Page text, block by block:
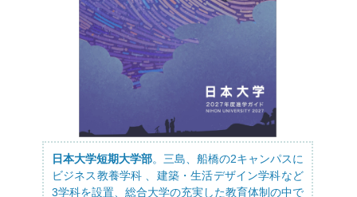
日本大学短期大学部。三島、船橋の2キャンパスに
ビジネス教養学科 、建築・生活デザイン学科など
3学科を設置、総合大学の充実した教育体制の中で